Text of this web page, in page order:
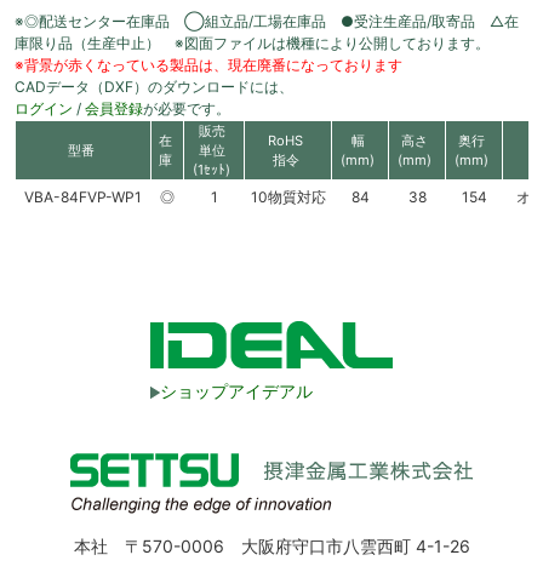
※◎配送センター在庫品 ◯組立品/工場在庫品 ●受注生産品/取寄品 △在
庫限り品（生産中止） ※図面ファイルは機種により公開しております。
※背景が赤くなっている製品は、現在廃番になっております
CADデータ（DXF）のダウンロードには、
ログイン / 会員登録が必要です。
型番
在
庫
販売
単位
(1ｾｯﾄ)
RoHS
指令
幅
(mm)
高さ
(mm)
奥行
(mm)
VBA-84FVP-WP1 ◎ 1 10物質対応 84 38 154 オ
ショップアイデアル
本社 〒570-0006 大阪府守口市八雲西町 4-1-26